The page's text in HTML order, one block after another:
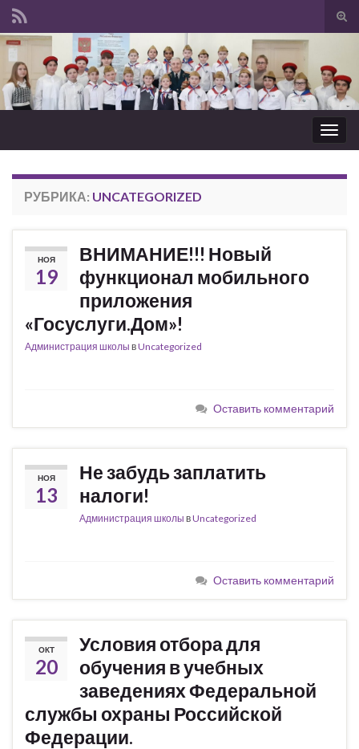
Вкл/
Search for:
Вкл/
выкл
РУБРИКА: UNCATEGORIZED
НОЯ
19
ВНИМАНИЕ!!! Новый
функционал мобильного
приложения
«Госуслуги.Дом»!
Администрация школы вUncategorized
Оставить комментарий
НОЯ
13
Не забудь заплатить
налоги!
Администрация школы вUncategorized
Оставить комментарий
ОКТ
20
Условия отбора для
обучения в учебных
заведениях Федеральной
службы охраны Российской
Федерации.